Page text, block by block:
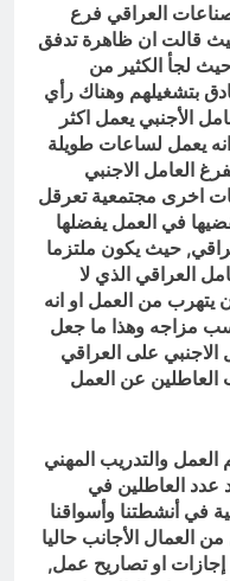
العراقي فرع
قالت ان ظاهرة تدفق
حيث لجأ الكثير من
بتشغيلهم وهناك رأي
الأجنبي يعمل اكثر
يعمل لساعات طويلة
العامل الاجنبي
اخرى مجتمعية تعرقل
في العمل يفضلها
حيث يكون ملتزما
العراقي الذي لا
من العمل او انه
مزاجه وهذا ما جعل
على العراقي
العاطلين عن العمل
العمل والتدريب المهني
عدد العاطلين في
في أنشطتنا وأسواقنا
العمال الأجانب حاليا
او تصاريح عمل,